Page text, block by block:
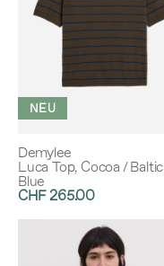
NEU
Demylee
Luca Top, Cocoa / Baltic
Blue
CHF 265.00